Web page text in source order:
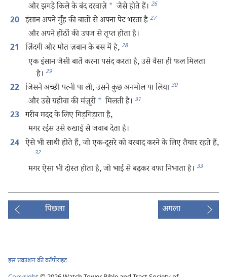
और झगड़े किले के बंद दरवाज़े * जैसे होते हैं। 26
20 इंसान अपने मुँह की बातों से अपना पेट भरता है 27
और अपने होंठों की उपज से तृप्त होता है।
21 ज़िंदगी और मौत ज़बान के बस में है, 28
एक इंसान जैसी बातें करना पसंद करता है, उसे वैसा ही फल मिलता
है। 29
22 जिसने अच्छी पत्नी पा ली, उसने कुछ अनमोल पा लिया 30
और उसे यहोवा की मंज़ूरी * मिलती है। 31
23 गरीब मदद के लिए गिड़गिड़ाता है,
मगर रईस उसे रुखाई से जवाब देता है।
24 ऐसे भी साथी होते हैं, जो एक-दूसरे को बरबाद करने के लिए तैयार रहते हैं,
32
मगर ऐसा भी दोस्त होता है, जो भाई से बढ़कर वफा निभाता है। 33
पिछला अगला
इस प्रकाशन की कॉपीराइट